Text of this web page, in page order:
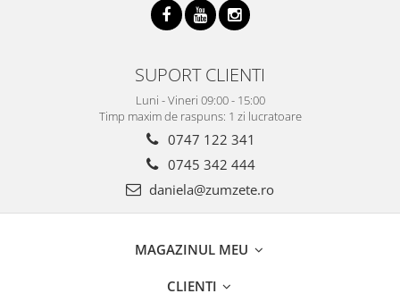
SUPORT CLIENTI
Luni - Vineri 09:00 - 15:00
Timp maxim de raspuns: 1 zi lucratoare
0747 122 341
0745 342 444
daniela@zumzete.ro
MAGAZINUL MEU
CLIENTI